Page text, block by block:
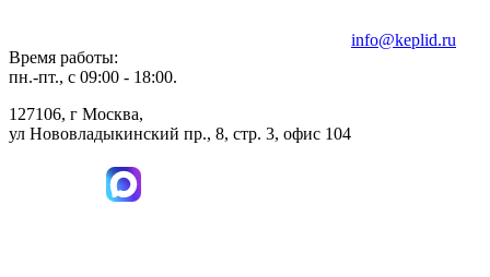
Время работы:
пн.-пт., с 09:00 - 18:00.
127106, г Москва,
ул Нововладыкинский пр., 8, стр. 3, офис 104
info@keplid.ru